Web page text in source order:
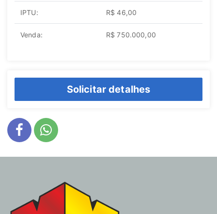
IPTU: R$ 46,00
Venda: R$ 750.000,00
Solicitar detalhes